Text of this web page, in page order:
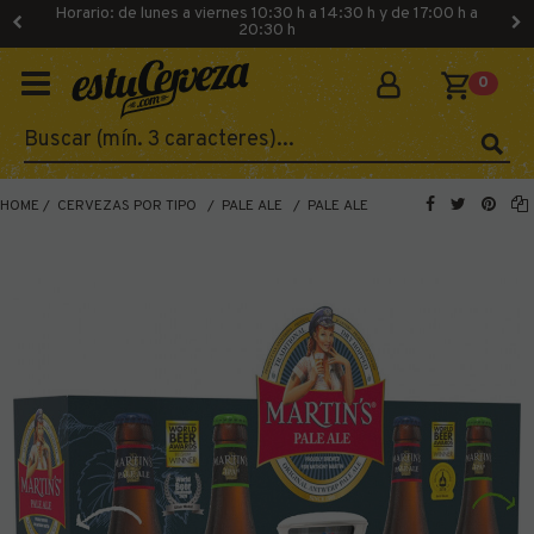
Horario: de lunes a viernes 10:30 h a 14:30 h y de 17:00 h a
20:30 h
0
HOME CERVEZAS POR TIPO PALE ALE PALE ALE